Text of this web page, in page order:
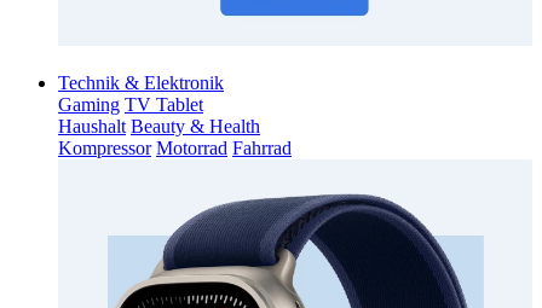
Technik & Elektronik
Gaming TV Tablet
Haushalt Beauty & Health
Kompressor Motorrad Fahrrad